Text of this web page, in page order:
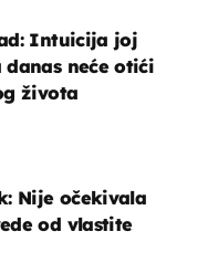
Intuicija joj
neće otići
života
Nije očekivala
od vlastite